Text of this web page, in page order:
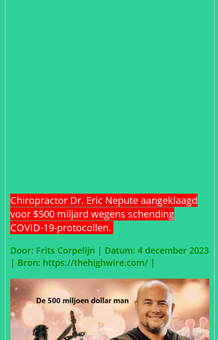
Chiropractor Dr. Eric Nepute aangeklaagd
voor $500 miljard wegens schending
COVID-19-protocollen.
Door: Frits Corpelijn | Datum: 4 december 2023
| Bron: https://thehighwire.com/ |